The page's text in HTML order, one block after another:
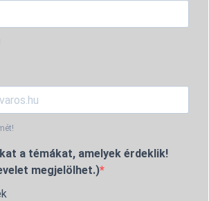
a témákat, amelyek érdeklik!
megjelölhet.)